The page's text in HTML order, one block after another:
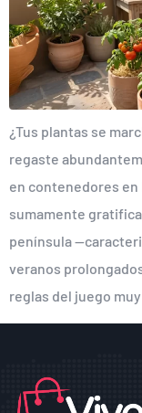
¿Tus plantas se
regaste
en contenedores en
sumamente
península
veranos
reglas del juego